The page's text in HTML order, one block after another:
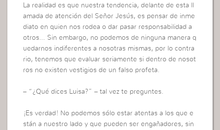
La realidad es que nuestra tendencia, delante de esta ll
amada de atención del Señor Jesús, es pensar de inme
diato en quien nos rodea o dar pasar responsabilidad a
otros… Sin embargo, no podemos de ninguna manera q
uedarnos indiferentes a nosotras mismas, por lo contra
rio, tenemos que evaluar seriamente si dentro de nosot
ros no existen vestigios de un falso profeta.
– “¿Qué dices Luisa?” – tal vez te preguntes.
¡Es verdad! No podemos sólo estar atentas a los que e
stán a nuestro lado y que pueden ser engañadores, sin